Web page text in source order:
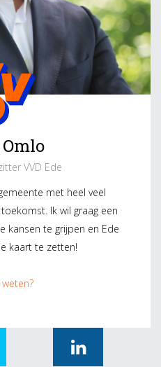
VVD Ede
met heel veel
Ik wil graag een
kansen te grijpen en Ede
kaart te zetten!